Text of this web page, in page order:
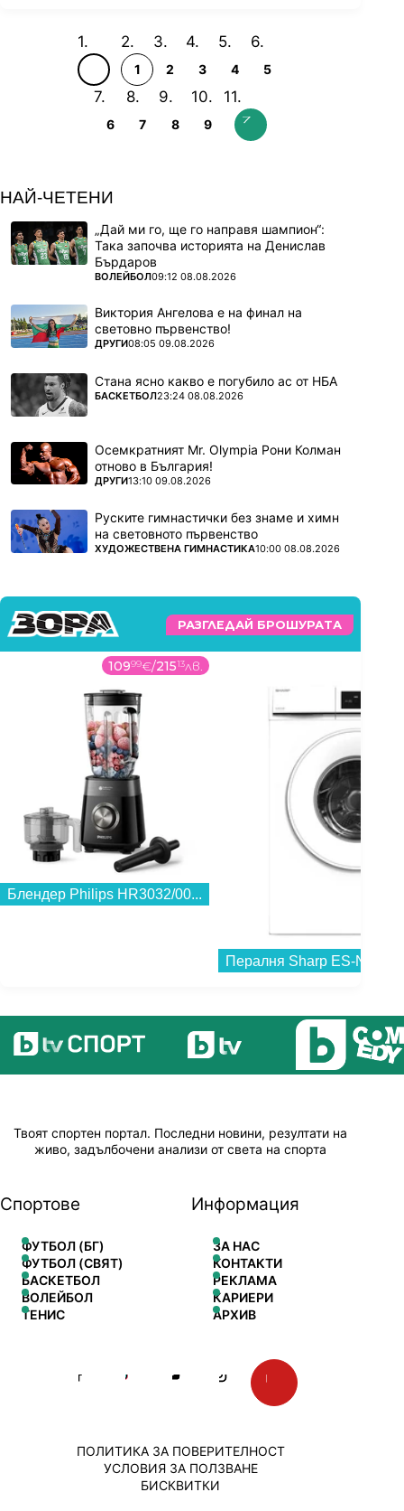
1 2 3 4 5
6 7 8 9
НАЙ-ЧЕТЕНИ
„Дай ми го, ще го направя шампион“:
Така започва историята на Денислав
Бърдаров
ПОВЕЧЕ ОТ
ВОЛЕЙБОЛ09:12 08.08.2026
Виктория Ангелова е на финал на
световно първенство!
ПОВЕЧЕ ОТ
ДРУГИ08:05 09.08.2026
Стана ясно какво е погубило ас от НБА
ПОВЕЧЕ ОТ
БАСКЕТБОЛ23:24 08.08.2026
Осемкратният Mr. Olympia Рони Колман
отново в България!
ПОВЕЧЕ ОТ
ДРУГИ13:10 09.08.2026
Руските гимнастички без знаме и химн
на световното първенство
ПОВЕЧЕ ОТ
ХУДОЖЕСТВЕНА ГИМНАСТИКА10:00 08.08.2026
РАЗГЛЕДАЙ БРОШУРАТА
10999€/21513лв.
Блендер Philips HR3032/00...
Твоят спортен портал. Последни новини, резултати на
живо, задълбочени анализи от света на спорта
Спортове
ФУТБОЛ (БГ)
ФУТБОЛ (СВЯТ)
БАСКЕТБОЛ
ВОЛЕЙБОЛ
ТЕНИС
Информация
ЗА НАС
КОНТАКТИ
РЕКЛАМА
КАРИЕРИ
АРХИВ
ПОЛИТИКА ЗА ПОВЕРИТЕЛНОСТ
УСЛОВИЯ ЗА ПОЛЗВАНЕ
БИСКВИТКИ